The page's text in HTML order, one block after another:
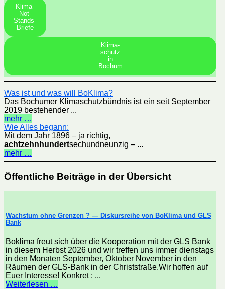
Klima-
Not-
Stands-
Briefe
Klima-
schutz
in
Bochum
Was ist und was will BoKlima?
Das Bochumer Klimaschutzbündnis ist ein seit September
2019 bestehender ...
mehr …
Wie Alles begann:
Mit dem Jahr 1896 – ja richtig,
achtzehnhundertsechundneunzig – ...
mehr …
Öffentliche Beiträge in der Übersicht
Wachstum ohne Grenzen ? — Diskursreihe von BoKlima und GLS
Bank
Boklima freut sich über die Kooperation mit der GLS Bank
in diesem Herbst 2026 und wir treffen uns immer dienstags
in den Monaten September, Oktober November in den
Räumen der GLS-Bank in der Christstraße.Wir hoffen auf
Euer Interesse! Konkret : ...
Weiterlesen …